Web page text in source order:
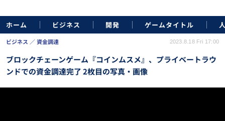
ホーム ビジネス 開発 ゲームタイトル
ブロックチェーンゲーム『コインムスメ』、プライベートラウ
ンドでの資金調達完了 2枚目の写真・画像
ビジネス 資金調達 2023.8.18 Fri 17:00